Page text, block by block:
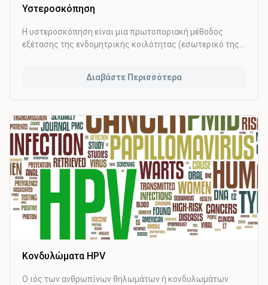
Υστεροσκόπηση
Η υστεροσκόπηση είναι μια πρωτοποριακή μέθοδος
εξέτασης της ενδομητρικής κοιλότητας (εσωτερικό της
μήτρας, την ύπαρξη ενδομήτριας παθολογίας (π.χ.
Διαβάστε Περισσότερα
Κονδυλώματα HPV
O ιός των ανθρωπίνων θηλωμάτων ή κονδυλωμάτων